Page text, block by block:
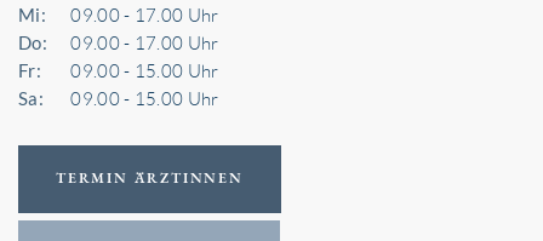
Mi: 09.00 - 17.00 Uhr
Do: 09.00 - 17.00 Uhr
Fr: 09.00 - 15.00 Uhr
Sa: 09.00 - 15.00 Uhr
TERMIN ÄRZTINNEN